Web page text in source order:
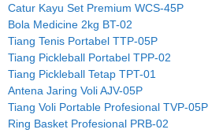
Catur Kayu Set Premium WCS-45P
Bola Medicine 2kg BT-02
Tiang Tenis Portabel TTP-05P
Tiang Pickleball Portabel TPP-02
Tiang Pickleball Tetap TPT-01
Antena Jaring Voli AJV-05P
Tiang Voli Portable Profesional TVP-05P
Ring Basket Profesional PRB-02